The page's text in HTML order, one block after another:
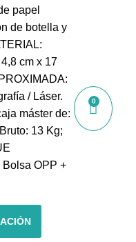
0
papel
de botella y
cm x 17
/ Láser.
máster de:
13 Kg;
Bolsa OPP +